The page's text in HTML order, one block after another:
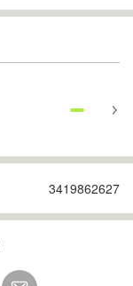
3419862627